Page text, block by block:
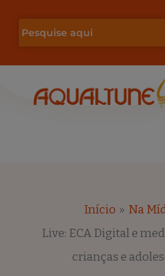
para
Início Na
Live: ECA Digital e
crianças e